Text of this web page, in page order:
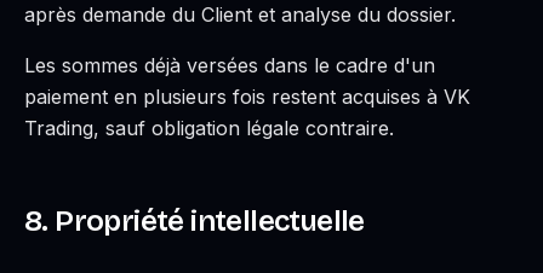
après demande du Client et analyse du dossier.
Les sommes déjà versées dans le cadre d'un
paiement en plusieurs fois restent acquises à VK
Trading, sauf obligation légale contraire.
8. Propriété intellectuelle